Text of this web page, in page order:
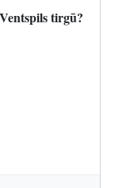
tirgū?